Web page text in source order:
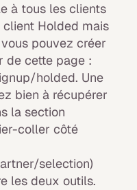
à tous les clients
Holded mais
pouvez créer
de cette page :
holded. Une
bien à récupérer
la section
coller côté
selection)
les deux outils.